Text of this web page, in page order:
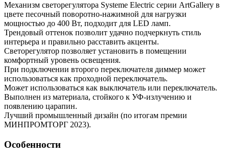
Механизм светорегулятора Systeme Electric серии ArtGallery в
цвете песочный поворотно-нажимной для нагрузки
мощностью до 400 Вт, подходит для LED ламп.
Трендовый оттенок позволит удачно подчеркнуть стиль
интерьера и правильно расставить акценты.
Светорегулятор позволяет установить в помещении
комфортный уровень освещения.
При подключении второго переключателя диммер может
использоваться как проходной переключатель.
Может использоваться как выключатель или переключатель.
Выполнен из материала, стойкого к УФ-излучению и
появлению царапин.
Лучший промышленный дизайн (по итогам премии
МИНПРОМТОРГ 2023).
Особенности